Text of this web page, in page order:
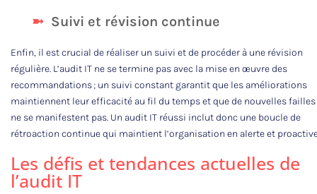
Suivi et révision continue
Enfin, il est crucial de réaliser un suivi et de procéder à une révision
régulière. L’audit IT ne se termine pas avec la mise en œuvre des
recommandations ; un suivi constant garantit que les améliorations
maintiennent leur efficacité au fil du temps et que de nouvelles failles
ne se manifestent pas. Un audit IT réussi inclut donc une boucle de
rétroaction continue qui maintient l’organisation en alerte et
Les défis et tendances actuelles de
l’audit IT